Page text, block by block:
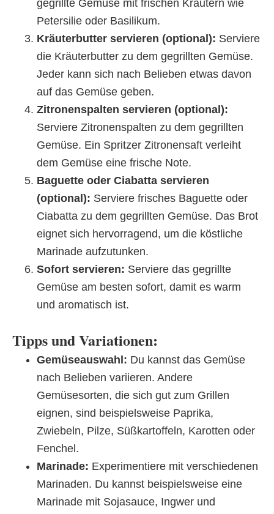
gegrillte Gemüse mit frischen Kräutern wie
Petersilie oder Basilikum.
Kräuterbutter servieren (optional): Serviere
die Kräuterbutter zu dem gegrillten Gemüse.
Jeder kann sich nach Belieben etwas davon
auf das Gemüse geben.
Zitronenspalten servieren (optional):
Serviere Zitronenspalten zu dem gegrillten
Gemüse. Ein Spritzer Zitronensaft verleiht
dem Gemüse eine frische Note.
Baguette oder Ciabatta servieren
(optional): Serviere frisches Baguette oder
Ciabatta zu dem gegrillten Gemüse. Das Brot
eignet sich hervorragend, um die köstliche
Marinade aufzutunken.
Sofort servieren: Serviere das gegrillte
Gemüse am besten sofort, damit es warm
und aromatisch ist.
Tipps und Variationen:
Gemüseauswahl: Du kannst das Gemüse
nach Belieben variieren. Andere
Gemüsesorten, die sich gut zum Grillen
eignen, sind beispielsweise Paprika,
Zwiebeln, Pilze, Süßkartoffeln, Karotten oder
Fenchel.
Marinade: Experimentiere mit verschiedenen
Marinaden. Du kannst beispielsweise eine
Marinade mit Sojasauce, Ingwer und